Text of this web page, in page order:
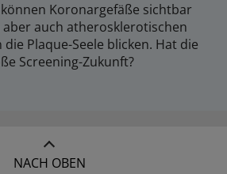
Koronargefäße sichtbar
aber auch atherosklerotischen
Plaque-Seele blicken. Hat die
Screening-Zukunft?
NACH OBEN